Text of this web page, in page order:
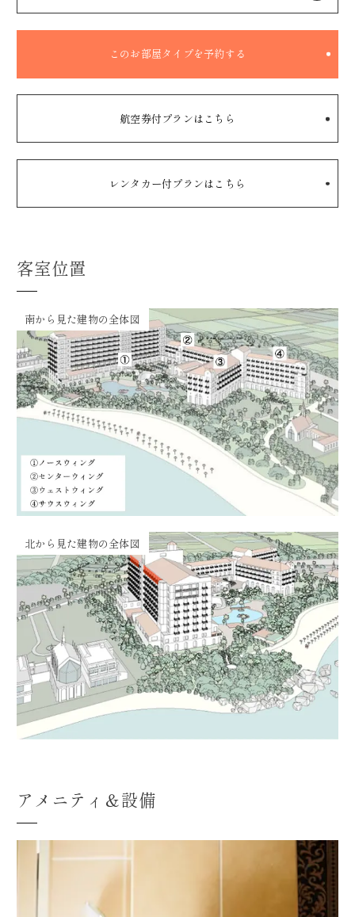
このお部屋タイプを予約する
航空券付プランはこちら
レンタカー付プランはこちら
客室位置
南から見た建物の全体図
北から見た建物の全体図
アメニティ＆設備